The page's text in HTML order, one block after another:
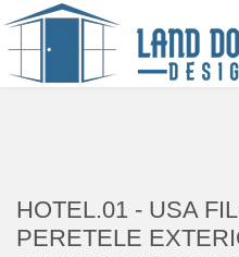
HOTEL.01 - USA
PERETELE